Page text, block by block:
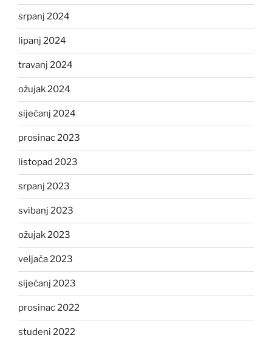
srpanj 2024
lipanj 2024
travanj 2024
ožujak 2024
siječanj 2024
prosinac 2023
listopad 2023
srpanj 2023
svibanj 2023
ožujak 2023
veljača 2023
siječanj 2023
prosinac 2022
studeni 2022